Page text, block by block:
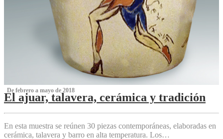
‌ De febrero a mayo de 2018
El ajuar, talavera, cerámica y tradición
‌
En esta muestra se reúnen 30 piezas contemporáneas, elaboradas en
cerámica, talavera y barro en alta temperatura. Los…